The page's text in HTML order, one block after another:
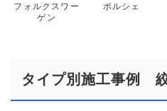
フォルクスワー
ゲン
ポルシェ
タイプ別施工事例